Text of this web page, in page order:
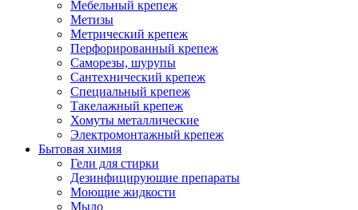
Мебельный крепеж
Метизы
Метрический крепеж
Перфорированный крепеж
Саморезы, шурупы
Сантехнический крепеж
Специальный крепеж
Такелажный крепеж
Хомуты металлические
Электромонтажный крепеж
Бытовая химия
Гели для стирки
Дезинфицирующие препараты
Моющие жидкости
Мыло